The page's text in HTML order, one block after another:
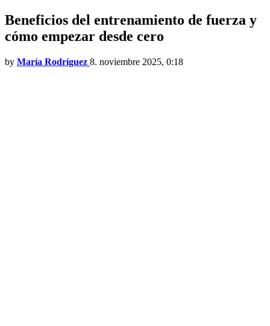
Beneficios del entrenamiento de fuerza y
cómo empezar desde cero
by María Rodríguez 8. noviembre 2025, 0:18